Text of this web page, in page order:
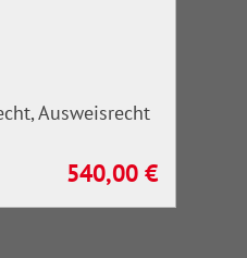
Ausweisrecht
Regulärer Preis:
540,00 €